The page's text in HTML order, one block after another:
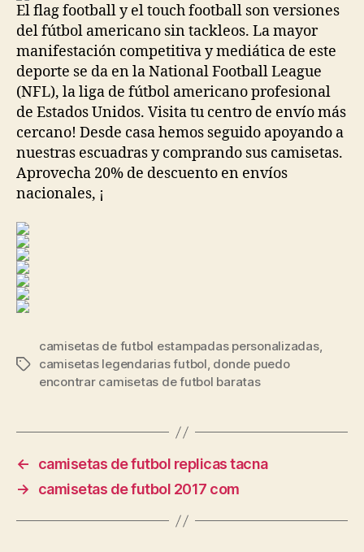
El flag football y el touch football son versiones
del fútbol americano sin tackleos. La mayor
manifestación competitiva y mediática de este
deporte se da en la National Football League
(NFL), la liga de fútbol americano profesional
de Estados Unidos. Visita tu centro de envío más
cercano! Desde casa hemos seguido apoyando a
nuestras escuadras y comprando sus camisetas.
Aprovecha 20% de descuento en envíos
nacionales, ¡
Etiquetas
camisetas de futbol estampadas personalizadas,
camisetas legendarias futbol, donde puedo
encontrar camisetas de futbol baratas
←
camisetas de futbol replicas tacna
→
camisetas de futbol 2017 com